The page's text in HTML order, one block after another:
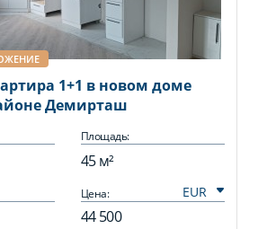
1+1 в новом доме
Демирташ
Площадь:
45 м²
Цена:
44 500